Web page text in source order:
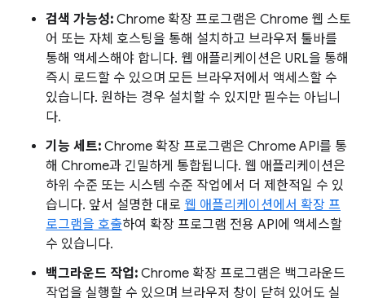
검색 가능성: Chrome 확장 프로그램은 Chrome 웹 스토
어 또는 자체 호스팅을 통해 설치하고 브라우저 툴바를
통해 액세스해야 합니다. 웹 애플리케이션은 URL을 통해
즉시 로드할 수 있으며 모든 브라우저에서 액세스할 수
있습니다. 원하는 경우 설치할 수 있지만 필수는 아닙니
다.
기능 세트: Chrome 확장 프로그램은 Chrome API를 통
해 Chrome과 긴밀하게 통합됩니다. 웹 애플리케이션은
하위 수준 또는 시스템 수준 작업에서 더 제한적일 수 있
습니다. 앞서 설명한 대로 웹 애플리케이션에서 확장 프
로그램을 호출하여 확장 프로그램 전용 API에 액세스할
수 있습니다.
백그라운드 작업: Chrome 확장 프로그램은 백그라운드
작업을 실행할 수 있으며 브라우저 창이 닫혀 있어도 실